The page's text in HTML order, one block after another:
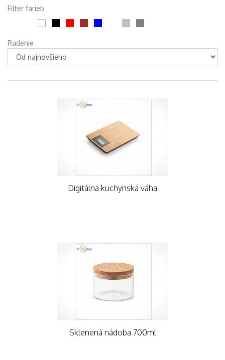
Filter farieb
Radenie
Digitálna kuchynská váha
Sklenená nádoba 700ml